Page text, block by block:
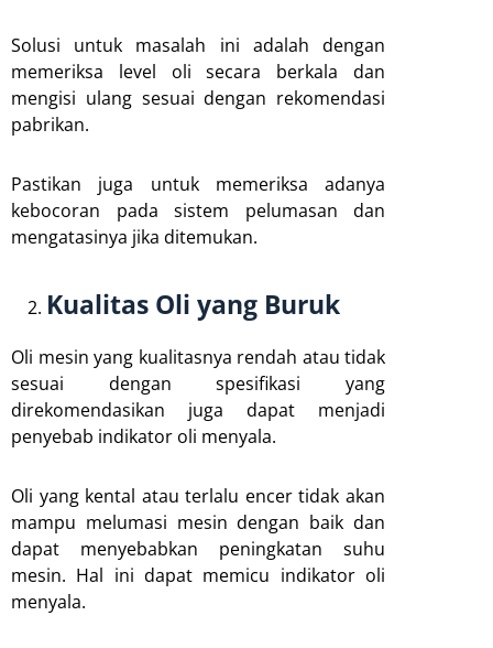
Solusi untuk masalah ini adalah dengan
memeriksa level oli secara berkala dan
mengisi ulang sesuai dengan rekomendasi
pabrikan.
Pastikan juga untuk memeriksa adanya
kebocoran pada sistem pelumasan dan
mengatasinya jika ditemukan.
Kualitas Oli yang Buruk
Oli mesin yang kualitasnya rendah atau tidak
sesuai dengan spesifikasi yang
direkomendasikan juga dapat menjadi
penyebab indikator oli menyala.
Oli yang kental atau terlalu encer tidak akan
mampu melumasi mesin dengan baik dan
dapat menyebabkan peningkatan suhu
mesin. Hal ini dapat memicu indikator oli
menyala.